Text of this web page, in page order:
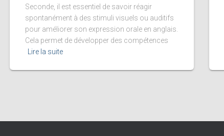
Seconde, il est essentiel de savoir réagir
spontanément à des stimuli visuels ou auditifs
pour améliorer son expression orale en anglais.
Cela permet de développer des compétences
Lire la suite